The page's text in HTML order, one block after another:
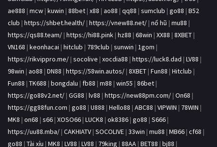
ae888 | mcw | kuwin | 88bet | x88 | ao88 | qq88 | sumclub | go88 | B52
club | https://shbet.health/ | https://vnew88.net/ | nổ hũ | mu88 |
https://qs88.team/ | https://hi88.pink | hz88 | 68win | XX88 | 8XBET |
VN168 | keonhacai | hitclub | 789club | sunwin | 1gom |
https://rikvippro.me/ | socolive | xocdia88 | https://luck8.dad | LV88 |
98win | ao88 | DN88 | https://58win.autos/ | 8XBET | Fun88 | Hitclub |
Fun88 | TK688 | bongdalu | fb88 | m88 | win55 | 86bet |
https://go88v2.net/ | GG88 | lv88 | https://new88pm.com/ | On68 |
https://gg88fun.com | go88 | U888 | Hello88 | ABC88 | VIPWIN | 78WIN |
MK8 | on68 | s66 | XOSO66 | LUCK8 | ok8386 | go88 | S666 |
https://uu88.mba/ | CAKHIATV | SOCOLIVE | 33win | mu88 | MB66 | cf68 |
go88 | Tài xỉu | MK8 | LV88 | LV88 | 79king | 88AA | BET88 | bj88 |